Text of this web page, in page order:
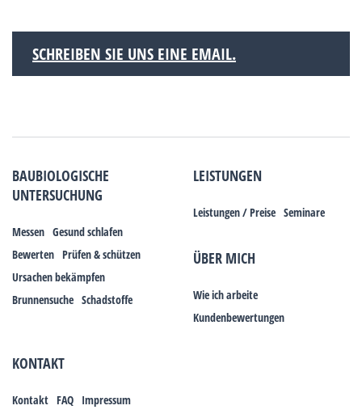
SCHREIBEN SIE UNS EINE EMAIL.
BAUBIOLOGISCHE
UNTERSUCHUNG
Messen Gesund schlafen
Bewerten Prüfen & schützen
Ursachen bekämpfen
Brunnensuche Schadstoffe
LEISTUNGEN
Leistungen / Preise Seminare
ÜBER MICH
Wie ich arbeite
Kundenbewertungen
KONTAKT
Kontakt FAQ Impressum